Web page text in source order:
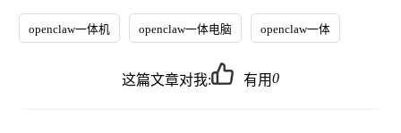
openclaw一体机 openclaw一体电脑 openclaw一体
这篇文章对我: 有用0